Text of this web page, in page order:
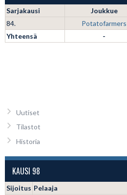
Sarjakausi Joukkue
84.
Potatofarmers
Yhteensä
-
Uutiset
Tilastot
Historia
KAUSI 98
Sijoitus Pelaaja